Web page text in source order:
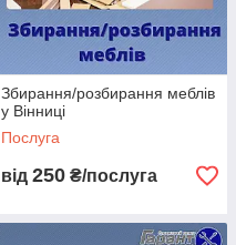
Збирання/розбирання меблів
у Вінниці
Послуга
від 250 ₴/послуга